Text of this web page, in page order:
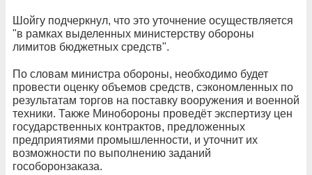
Шойгу подчеркнул, что это уточнение осуществляется
"в рамках выделенных министерству обороны
лимитов бюджетных средств".
По словам министра обороны, необходимо будет
провести оценку объемов средств, сэкономленных по
результатам торгов на поставку вооружения и военной
техники. Также Минобороны проведёт экспертизу цен
государственных контрактов, предложенных
предприятиями промышленности, и уточнит их
возможности по выполнению заданий
гособоронзаказа.